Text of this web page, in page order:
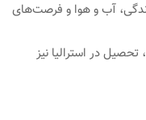
زندگی، آب و هوا و فرصت‌های
در استرالیا نیز